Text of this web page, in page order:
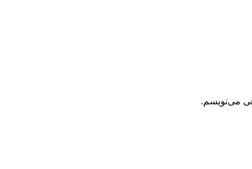
می‌نویسم.